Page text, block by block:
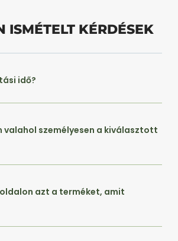
ISMÉTELT KÉRDÉSEK
idő?
valahol személyesen a kiválasztott
azt a terméket, amit